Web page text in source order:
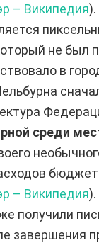
– Википедия).
не был
в
среди
– Википедия).
получили
завершения